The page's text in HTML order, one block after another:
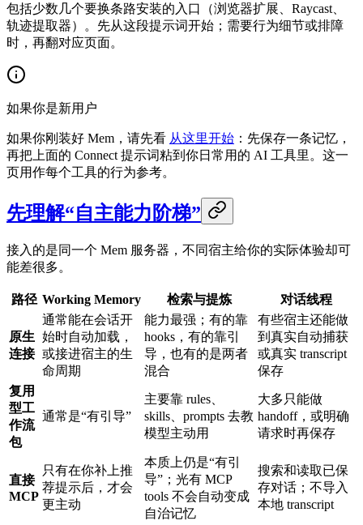
包括少数几个要换条路安装的入口（浏览器扩展、Raycast、
轨迹提取器）。先从这段提示词开始；需要行为细节或排障
时，再翻对应页面。
如果你是新用户
如果你刚装好 Mem，请先看 从这里开始 ：先保存一条记忆，
再把上面的 Connect 提示词粘到你日常用的 AI 工具里。这一
页用作每个工具的行为参考。
先理解“自主能力阶梯”
接入的是同一个 Mem 服务器，不同宿主给你的实际体验却可
能差很多。
路径 Working Memory 检索与提炼 对话线程
原生
连接
通常能在会话开
始时自动加载，
或接进宿主的生
命周期
能力最强；有的靠
hooks，有的靠引
导，也有的是两者
混合
有些宿主还能做
到真实自动捕获
或真实 transcript
保存
复用
型工
作流
包
通常是“有引导”
主要靠 rules、
skills、prompts 去教
模型主动用
大多只能做
handoff，或明确
请求时再保存
直接
MCP
只有在你补上推
荐提示后，才会
更主动
本质上仍是“有引
导”；光有 MCP
tools 不会自动变成
自治记忆
搜索和读取已保
存对话；不导入
本地 transcript